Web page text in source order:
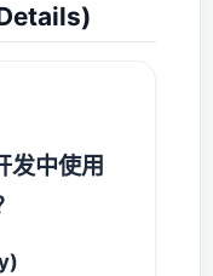
发中使用